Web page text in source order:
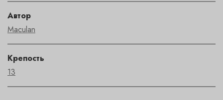
Автор
Maculan
Крепость
13